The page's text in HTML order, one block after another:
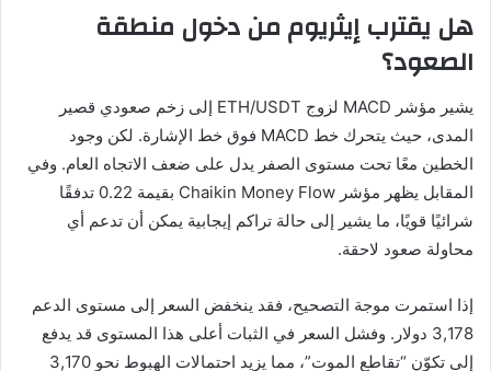
هل يقترب إيثريوم من دخول منطقة
الصعود؟
يشير مؤشر MACD لزوج ETH/USDT إلى زخم صعودي قصير
المدى، حيث يتحرك خط MACD فوق خط الإشارة. لكن وجود
الخطين معًا تحت مستوى الصفر يدل على ضعف الاتجاه العام. وفي
المقابل يظهر مؤشر Chaikin Money Flow بقيمة 0.22 تدفقًا
شرائيًا قويًا، ما يشير إلى حالة تراكم إيجابية يمكن أن تدعم أي
محاولة صعود لاحقة.
إذا استمرت موجة التصحيح، فقد ينخفض السعر إلى مستوى الدعم
3,178 دولار. وفشل السعر في الثبات أعلى هذا المستوى قد يدفع
إلى تكوّن “تقاطع الموت”، مما يزيد احتمالات الهبوط نحو 3,170